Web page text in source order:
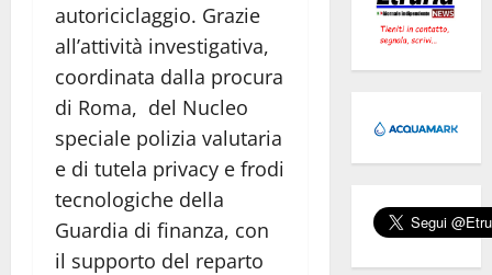
autoriciclaggio. Grazie
all’attività investigativa,
coordinata dalla procura
di Roma, del Nucleo
speciale polizia valutaria
e di tutela privacy e frodi
tecnologiche della
Guardia di finanza, con
il supporto del reparto